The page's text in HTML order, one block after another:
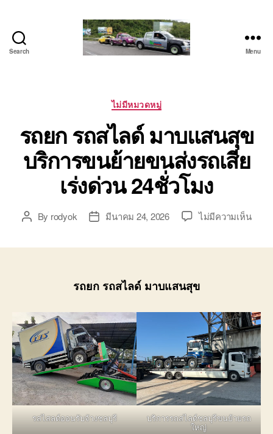
Search
วิน
ปาก
ร่วม
ศรีราชา
|
บริการ
รถ
สไลด์
รถ
เฮี๊ยบ
ชม.
Menu
Categories
ไม่มีหมวดหมู่
รถยก รถสไลด์ มาบแสนสุข
บริการขนย้ายขนส่งรถเสีย
เร่งด่วน 24ชั่วโมง
PostBy rodyok
Postมีนาคม 24, 2026 ไม่มีความเห็นบน
ขน
ย้าย
ขนส่ง
รถ
เสีย
เร่ง
24ชั่ว
รถยก รถสไลด์ มาบแสนสุข
รสไสลด์ออนรับจ้างชลบุรี บริการรถสไลด์ชลบุรีขนย้ายรถ
ใหญ่